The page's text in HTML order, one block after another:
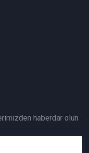
haberdar olun